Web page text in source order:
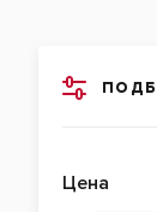
Цена